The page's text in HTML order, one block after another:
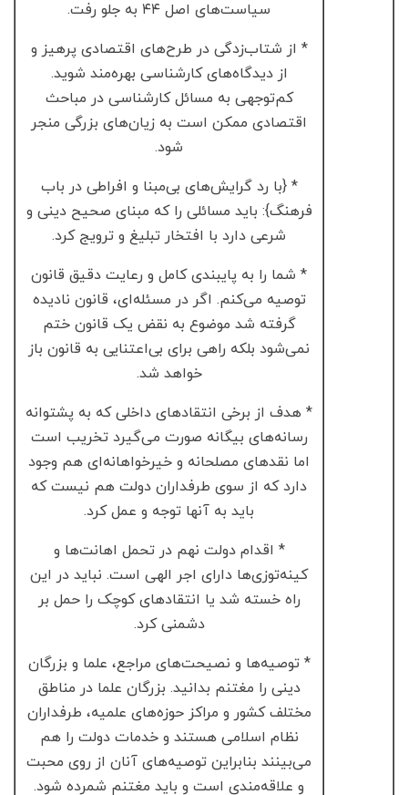
سیاست‌های اصل ۴۴ به جلو رفت.
* از شتاب‌زدگی در طرح‌های اقتصادی پرهیز و
از دیدگاه‌های کارشناسی بهره‌مند شوید.
کم‌توجهی به مسائل کارشناسی در مباحث
اقتصادی ممکن است به زیان‌های بزرگی منجر
شود.
* {با رد گرایش‌های بی‌مبنا و افراطی در باب
فرهنگ}: باید مسائلی را که مبنای صحیح دینی و
شرعی دارد با افتخار تبلیغ و ترویج کرد.
* شما را به پایبندی کامل و رعایت دقیق قانون
توصیه می‌کنم. اگر در مسئله‌ای، قانون نادیده
گرفته شد موضوع به نقض یک قانون ختم
نمی‌شود بلکه راهی برای بی‌اعتنایی به قانون باز
خواهد شد.
* هدف از برخی انتقادهای داخلی که به پشتوانه
رسانه‌های بیگانه صورت می‌گیرد تخریب است
اما نقدهای مصلحانه و خیرخواهانه‌ای هم وجود
دارد که از سوی طرفداران دولت هم نیست که
باید به آنها توجه و عمل کرد.
* اقدام دولت نهم در تحمل اهانت‌ها و
کینه‌توزی‌ها دارای اجر الهی است. نباید در این
راه خسته شد یا انتقادهای کوچک را حمل بر
دشمنی کرد.
* توصیه‌ها و نصیحت‌های مراجع، علما و بزرگان
دینی را مغتنم بدانید. بزرگان علما در مناطق
مختلف کشور و مراکز حوزه‌های علمیه، طرفداران
نظام اسلامی هستند و خدمات دولت را هم
می‌بینند بنابراین توصیه‌های آنان از روی محبت
و علاقه‌مندی است و باید مغتنم شمرده شود.